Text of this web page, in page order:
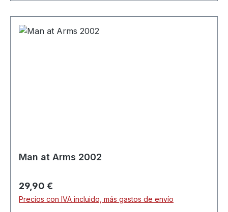
Man at Arms 2002
Precio normal:
29,90 €
Precios con IVA incluido, más gastos de envío